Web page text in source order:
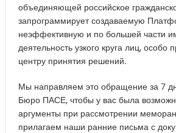
объединяющей российское
запрограммирует создаваемую
неэффективную и по большей части
деятельность узкого круга лиц, особо
центру принятия решений.
Мы направляем это обращение за 7
Бюро ПАСЕ, чтобы у вас была
аргументы при рассмотрении
прилагаем наши ранние письма с